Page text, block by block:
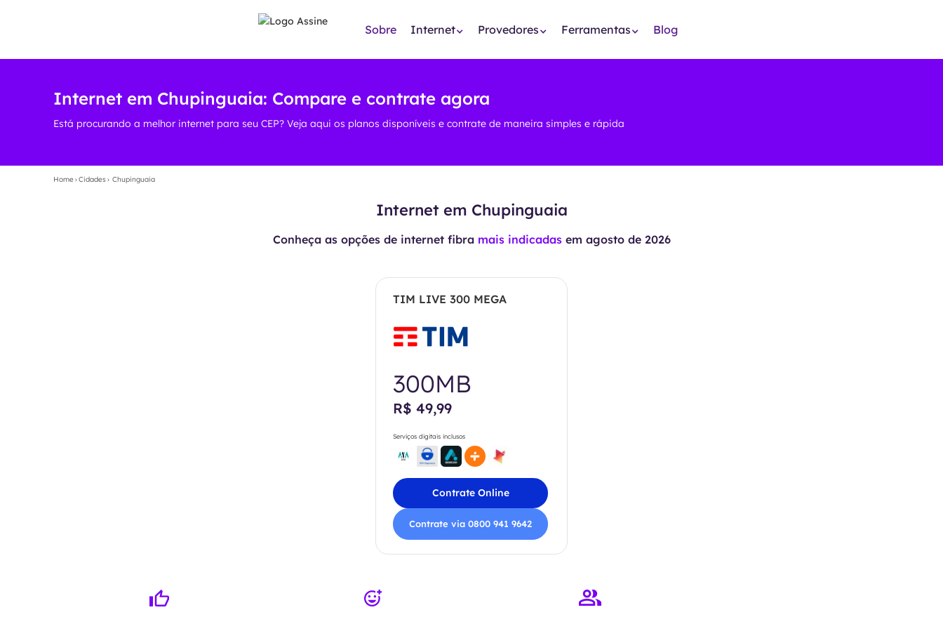
Sobre Internet Provedores Ferramentas Blog
Internet em Chupinguaia: Compare e contrate agora
Está procurando a melhor internet para seu CEP? Veja aqui os planos disponíveis e contrate de maneira simples e rápida
Home›Cidades› Chupinguaia
Internet em Chupinguaia
Conheça as opções de internet fibra mais indicadasem agosto de 2026
TIM LIVE 300 MEGA
300MB
R$ 49,99
Serviços digitais inclusos
Contrate Online
Contrate via 0800 941 9642